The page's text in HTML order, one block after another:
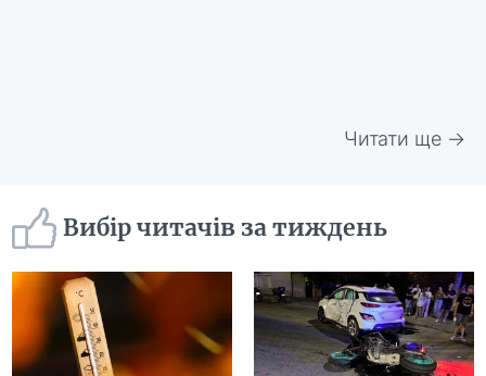
Читати ще →
Вибір читачів за тиждень